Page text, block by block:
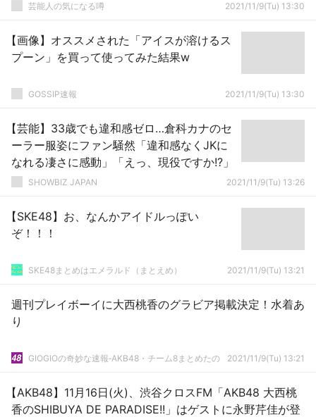
芸能人の気になる噂 2021/11/9(Tu) 13:30
【画像】オススメされた「アイスが溶けるス
プーン」を買って使ってみた結果w
GOSSIP速報 2021/11/9(Tu) 13:30
【芸能】33歳でも違和感ゼロ…倉科カナのセ
ーラー服姿にファン騒然「違和感なくJKに
なれる凄さに感動」「えっ、現役ですか!?」
SHOWBIZ JAPAN 2021/11/9(Tu) 13:26
【SKE48】お、なんかアイドルっぽい
ぞ！！！
SKE48まとめはエメラルド（まとえめ） 2021/11/9(Tu) 13:21
週刊プレイボーイに大西桃香のグラビア掲載決定！水着あ
り
GIOGIOの奇妙な速報‐AKB48・チーム8まとめたの 2021/11/9(Tu) 13:21
【AKB48】11月16日(火)、渋谷クロスFM「AKB48 大西桃
香のSHIBUYA DE PARADISE!!」はゲストに永野芹佳が登